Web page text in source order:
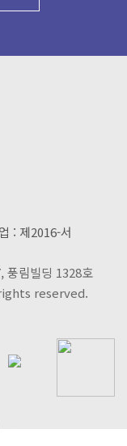
: 제2016-서
풍림빌딩 1328호
reserved.